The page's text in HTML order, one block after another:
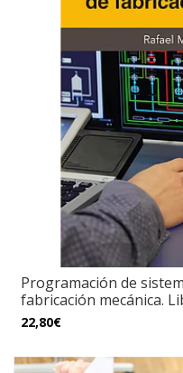
Programación de
fabricación mecánica.
22,80€